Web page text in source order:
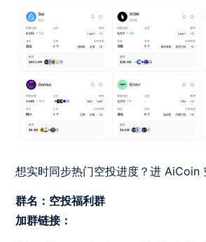
想实时同步热门空投进度？进 AiCoin
群名：空投福利群
加群链接：